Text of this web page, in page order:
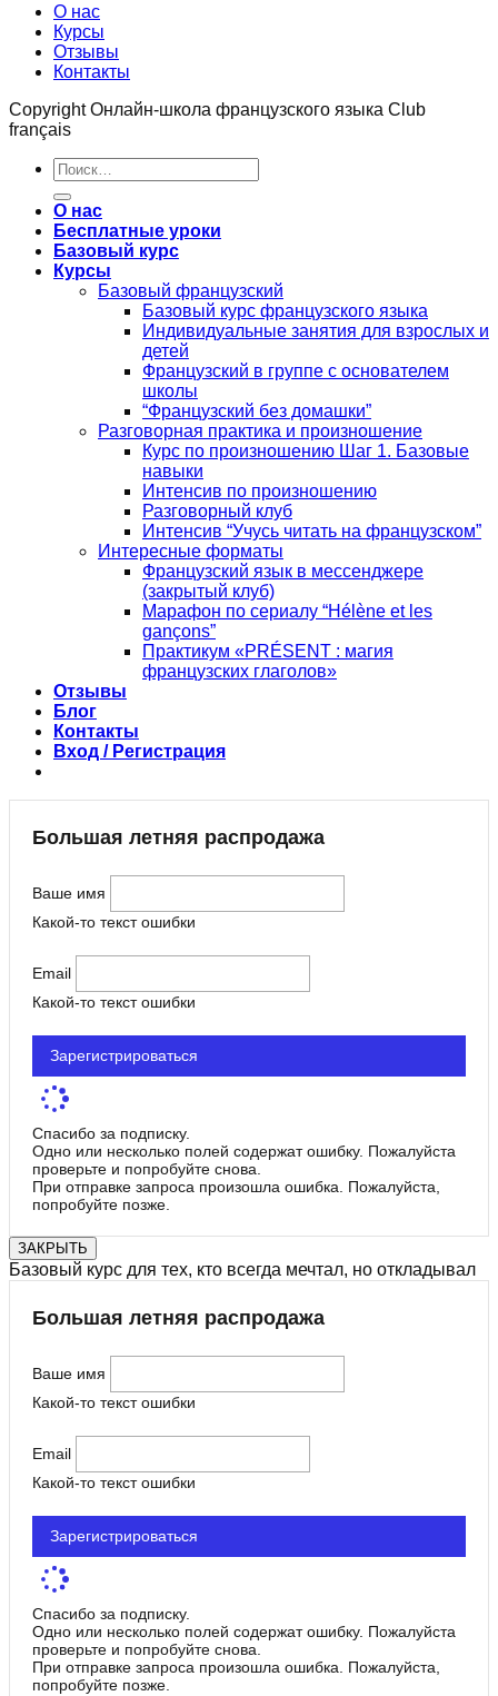
О нас
Курсы
Отзывы
Контакты
Copyright Онлайн-школа французского языка Club
français
Искать:
О нас
Бесплатные уроки
Базовый курс
Курсы
Базовый французский
Базовый курс французского языка
Индивидуальные занятия для взрослых и
детей
Французский в группе с основателем
школы
“Французский без домашки”
Разговорная практика и произношение
Курс по произношению Шаг 1. Базовые
навыки
Интенсив по произношению
Разговорный клуб
Интенсив “Учусь читать на французском”
Интересные форматы
Французский язык в мессенджере
(закрытый клуб)
Марафон по сериалу “Hélène et les
gançons”
Практикум «PRÉSENT : магия
французских глаголов»
Отзывы
Блог
Контакты
Вход / Регистрация
Большая летняя распродажа
Ваше имя
Какой-то текст ошибки
Email
Какой-то текст ошибки
Зарегистрироваться
Спасибо за подписку.
Одно или несколько полей содержат ошибку. Пожалуйста
проверьте и попробуйте снова.
При отправке запроса произошла ошибка. Пожалуйста,
попробуйте позже.
ЗАКРЫТЬ
Базовый курс для тех, кто всегда мечтал, но откладывал
Большая летняя распродажа
Ваше имя
Какой-то текст ошибки
Email
Какой-то текст ошибки
Зарегистрироваться
Спасибо за подписку.
Одно или несколько полей содержат ошибку. Пожалуйста
проверьте и попробуйте снова.
При отправке запроса произошла ошибка. Пожалуйста,
попробуйте позже.